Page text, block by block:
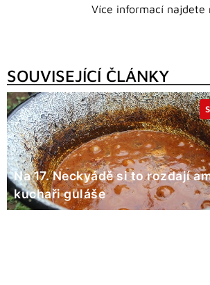
Více informací najdete
SOUVISEJÍCÍ ČLÁNKY
Na 17. Neckyádě si to rozdají
kuchaři guláše